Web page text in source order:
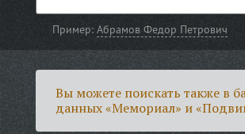
Пример:Абрамов Федор Петрович
Вы можете поискать также в
данных «Мемориал» и